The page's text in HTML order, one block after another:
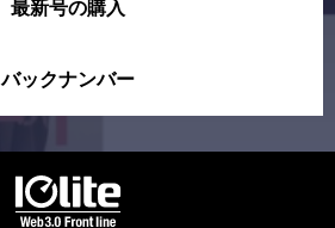
最新号の購入
バックナンバー